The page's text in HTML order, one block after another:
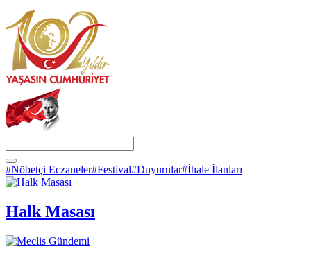
#Nöbetçi Eczaneler#Festival#Duyurular#İhale İlanları
Halk Masası